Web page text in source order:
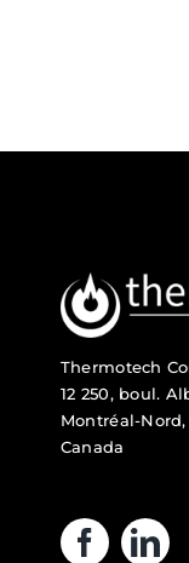
Thermotech
12 250, boul.
Montréal-Nord,
Canada